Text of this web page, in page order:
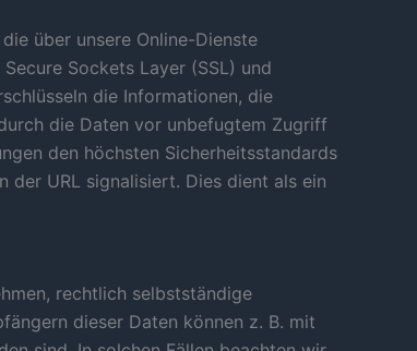
über unsere Online-Dienste
Sockets Layer (SSL) und
die Informationen, die
die Daten vor unbefugtem Zugriff
den höchsten Sicherheitsstandards
der URL signalisiert. Dies dient als ein
rechtlich selbstständige
dieser Daten können z. B. mit